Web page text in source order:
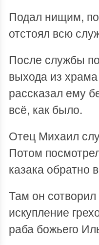
Подал нищим,
отстоял всю
После службы
выхода из
рассказал ему
всё, как было.
Отец Михаил
Потом
казака обратно
Там он
искупление
раба божьего